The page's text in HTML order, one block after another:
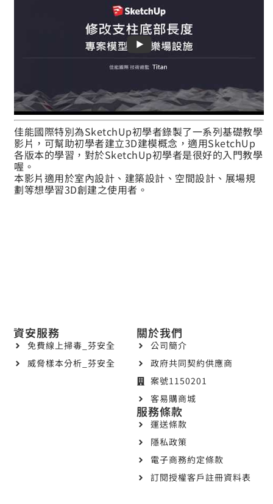
佳能國際特別為SketchUp初學者錄製了一系列基礎教學
影片，可幫助初學者建立3D建模概念，適用SketchUp
各版本的學習，對於SketchUp初學者是很好的入門教學
喔。
本影片適用於室內設計、建築設計、空間設計、展場規
劃等想學習3D創建之使用者。
關於我們
公司簡介
政府共同契約供應商
案號1150201
客易購商城
資安服務
免費線上掃毒_芬安全
威脅樣本分析_芬安全
服務條款
運送條款
隱私政策
電子商務約定條款
訂閱授權客戶註冊資料表